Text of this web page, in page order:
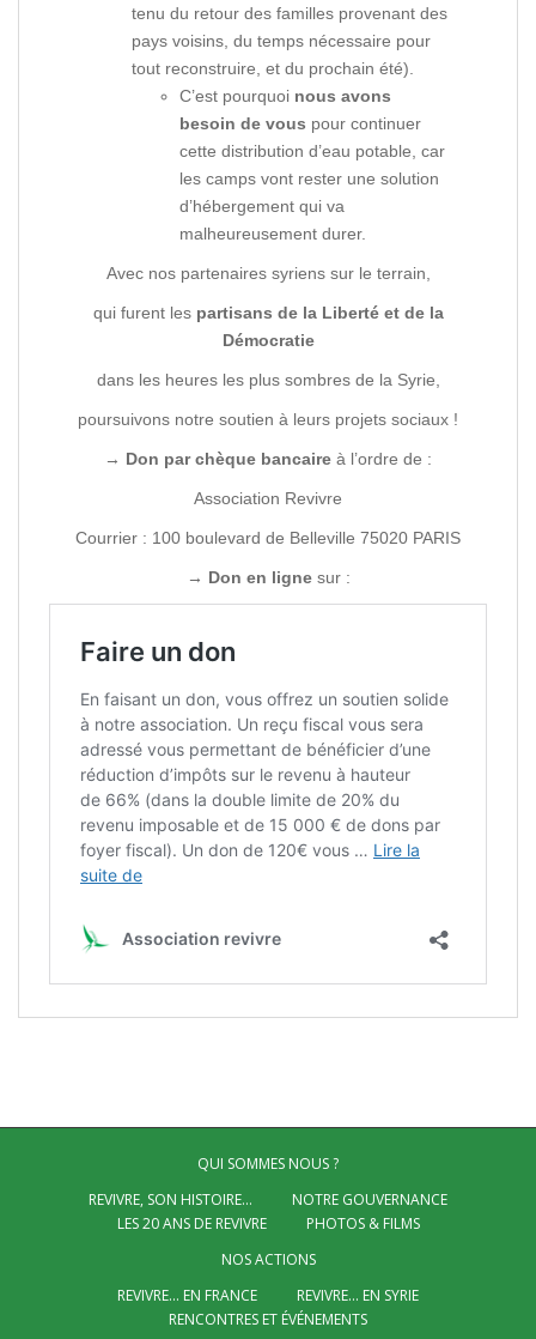
tenu du retour des familles provenant des
pays voisins, du temps nécessaire pour
tout reconstruire, et du prochain été).
C’est pourquoi nous avons
besoin de vous pour continuer
cette distribution d’eau potable, car
les camps vont rester une solution
d’hébergement qui va
malheureusement durer.
Avec nos partenaires syriens sur le terrain,
qui furent les partisans de la Liberté et de la
Démocratie
dans les heures les plus sombres de la Syrie,
poursuivons notre soutien à leurs projets sociaux !
→ Don par chèque bancaire à l’ordre de :
Association Revivre
Courrier : 100 boulevard de Belleville 75020 PARIS
→ Don en lignesur :
QUI SOMMES NOUS ?
REVIVRE, SON HISTOIRE…
NOTRE GOUVERNANCE
LES 20 ANS DE REVIVRE
PHOTOS & FILMS
NOS ACTIONS
REVIVRE… EN FRANCE
REVIVRE… EN SYRIE
RENCONTRES ET ÉVÉNEMENTS